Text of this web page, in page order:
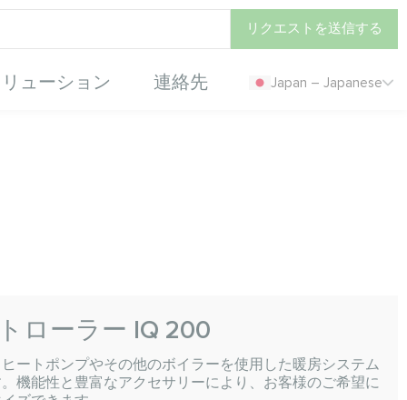
リクエストを送信する
ューション 連絡先 Japan – Japanese
ローラー IQ 200
ートポンプやその他のボイラーを使用した暖房システム
機能性と豊富なアクセサリーにより、お客様のご希望に